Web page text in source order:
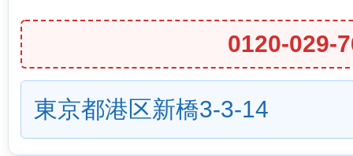
0120-029-
東京都港区新橋3-3-14